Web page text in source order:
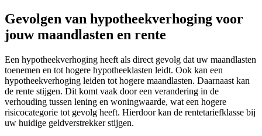
Gevolgen van hypotheekverhoging voor
jouw maandlasten en rente
Een hypotheekverhoging heeft als direct gevolg dat uw maandlasten
toenemen en tot hogere hypotheeklasten leidt. Ook kan een
hypotheekverhoging leiden tot hogere maandlasten. Daarnaast kan
de rente stijgen. Dit komt vaak door een verandering in de
verhouding tussen lening en woningwaarde, wat een hogere
risicocategorie tot gevolg heeft. Hierdoor kan de rentetariefklasse bij
uw huidige geldverstrekker stijgen.